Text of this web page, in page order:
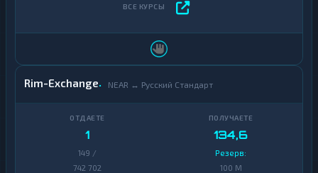
Rim-Exchange NEAR ↔ Русский Стандарт
1
149 /
742 702
134,6
Резерв:
100 M